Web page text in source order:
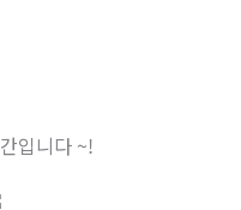
입니다 ~!